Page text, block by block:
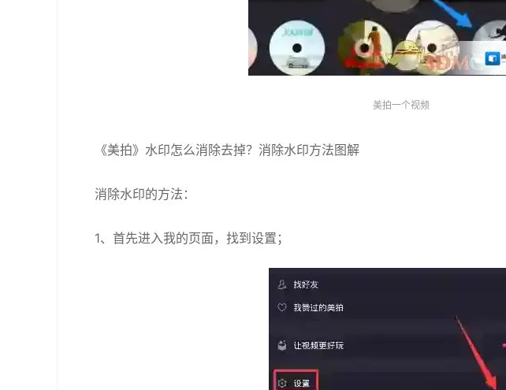
美拍一个视频
《美拍》水印怎么消除去掉？消除水印方法图解
消除水印的方法：
1、首先进入我的页面，找到设置；